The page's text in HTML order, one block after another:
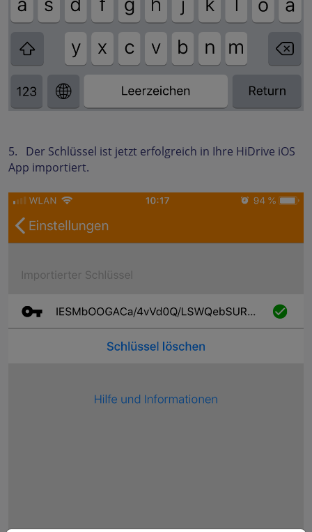
5. Der Schlüssel ist jetzt erfolgreich in Ihre HiDrive iOS
App importiert.